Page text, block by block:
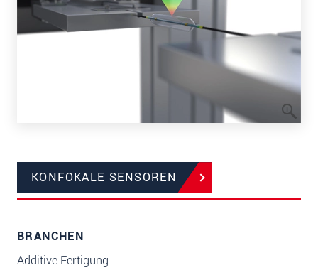
KONFOKALE SENSOREN
BRANCHEN
Additive Fertigung